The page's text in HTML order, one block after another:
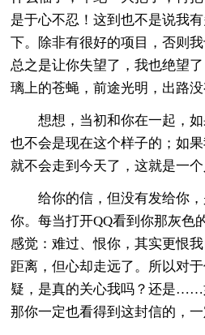
是于心不忍！这到也不是说我
下。除非有很好的项目，否则我
总之是让你失望了，我也绝望
璃上的苍蝇，前途光明，出路
想想，当初和你在一起，如
也不会是现在这个样子的；如
就不会走到今天了，这就是一个
给你的信，但没有发给你，
你。每当打开QQ看到你那灰色
感觉：难过、恨你，其实更恨
距离，但心却走远了。所以对
疑，是真的关心我吗？还是……
那你一定也看得到这封信的，一